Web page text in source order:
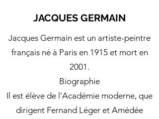
JACQUES GERMAIN
Jacques Germain est un artiste-peintre
français né à Paris en 1915 et mort en
2001.
Biographie
Il est élève de l'Académie moderne, que
dirigent Fernand Léger et Amédée